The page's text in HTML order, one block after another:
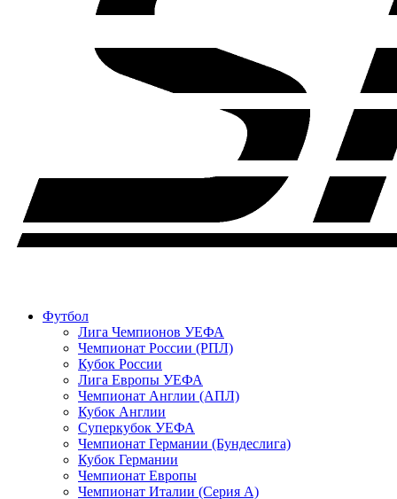
Футбол
Лига Чемпионов УЕФА
Чемпионат России (РПЛ)
Кубок России
Лига Европы УЕФА
Чемпионат Англии (АПЛ)
Кубок Англии
Суперкубок УЕФА
Чемпионат Германии (Бундеслига)
Кубок Германии
Чемпионат Европы
Чемпионат Италии (Серия А)